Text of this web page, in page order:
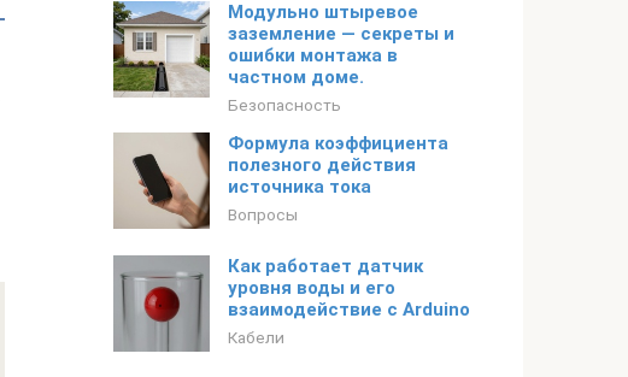
Модульно штыревое
заземление — секреты и
ошибки монтажа в
частном доме.
Безопасность
Формула коэффициента
полезного действия
источника тока
Вопросы
Как работает датчик
уровня воды и его
взаимодействие с Arduino
Кабели